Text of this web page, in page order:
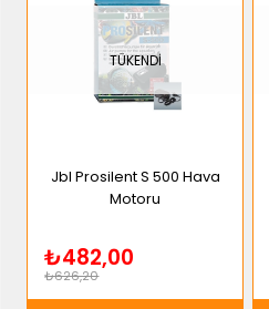
TÜKENDI
Jbl Prosilent S 500 Hava
Motoru
₺482,00
₺626,20